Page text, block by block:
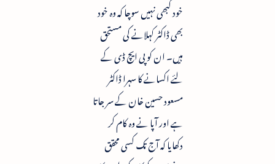
خود کبھی نہیں سوچا کہ وہ خود
بھی ڈاکٹر کہلانے کی مستحق
ہیں۔ ان کو پی ایچ ڈی کے
لئے اکسانے کا سہرا ڈاکٹر
مسعود حسین خان کے سر جاتا
ہے اور آپا نے وہ کام کر
دکھایا کہ آج تک کسی محقق